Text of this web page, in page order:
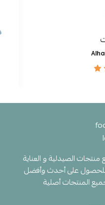
الصيدلية و العناية
على أحدث وأفضل
المنتجات أصلية